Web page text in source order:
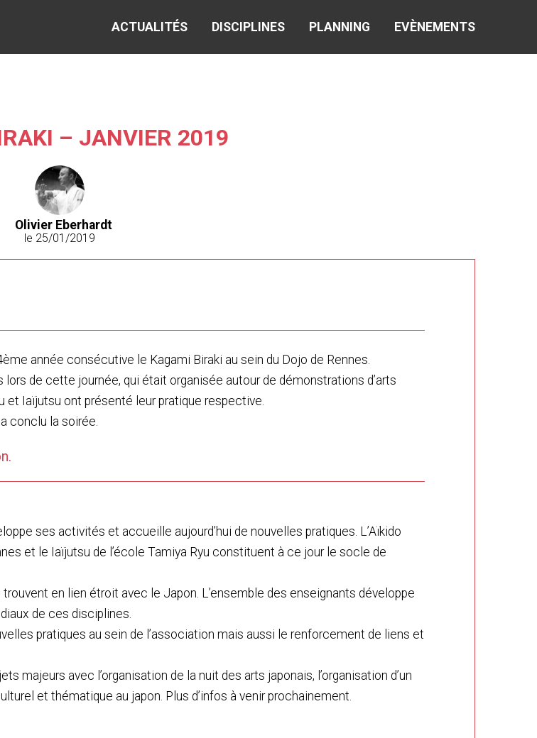
ACTUALITÉS DISCIPLINES PLANNING EVÈNEMENTS
– JANVIER 2019
Olivier Eberhardt
le 25/01/2019
année consécutive le Kagami Biraki au sein du Dojo de Rennes.
de cette journée, qui était organisée autour de démonstrations d’arts
et Iaïjutsu ont présenté leur pratique respective.
conclu la soirée.
ses activités et accueille aujourd’hui de nouvelles pratiques. L’Aïkido
et le Iaïjutsu de l’école Tamiya Ryu constituent à ce jour le socle de
en lien étroit avec le Japon. L’ensemble des enseignants développe
de ces disciplines.
pratiques au sein de l’association mais aussi le renforcement de liens et
majeurs avec l’organisation de la nuit des arts japonais, l’organisation d’un
et thématique au japon. Plus d’infos à venir prochainement.